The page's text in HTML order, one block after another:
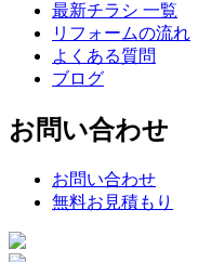
最新チラシ 一覧
リフォームの流れ
よくある質問
ブログ
お問い合わせ
お問い合わせ
無料お見積もり